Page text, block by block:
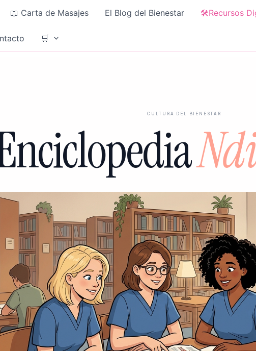
📖 Carta de Masajes El Blog del Bienestar 🛠️Recursos
🛒
cultura del bienestar